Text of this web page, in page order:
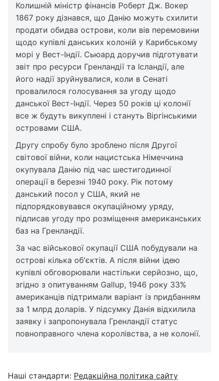
Колишній міністр фінансів Роберт Дж. Вокер
1867 року дізнався, що Данію можуть схилити
продати обидва острови, коли вів перемовини
щодо купівлі данських колоній у Карибському
морі у Вест-Індії. Сьюард доручив підготувати
звіт про ресурси Гренландії та Ісландії, але
його надії зруйнувалися, коли в Сенаті
провалилося голосування за угоду щодо
данської Вест-Індії. Через 50 років ці колонії
все ж будуть викуплені і стануть Віргінськими
островами США.
Другу спробу було зроблено після Другої
світової війни, коли нацистська Німеччина
окупувала Данію під час шестигодинної
операції в березні 1940 року. Рік потому
данський посол у США, який не
підпорядковувався окупаційному уряду,
підписав угоду про розміщення американських
баз на Гренландії.
За час військової окупації США побудували на
острові кілька об'єктів. А після війни ідею
купівлі обговорювали настільки серйозно, що,
згідно з опитуванням Gallup, 1946 року 33%
американців підтримали варіант із придбанням
за 1 млрд доларів. У підсумку Данія відхилила
заявку і запропонувала Гренландії статус
повноправного члена королівства, а не колонії.
Наші стандарти: Редакційна політика сайту